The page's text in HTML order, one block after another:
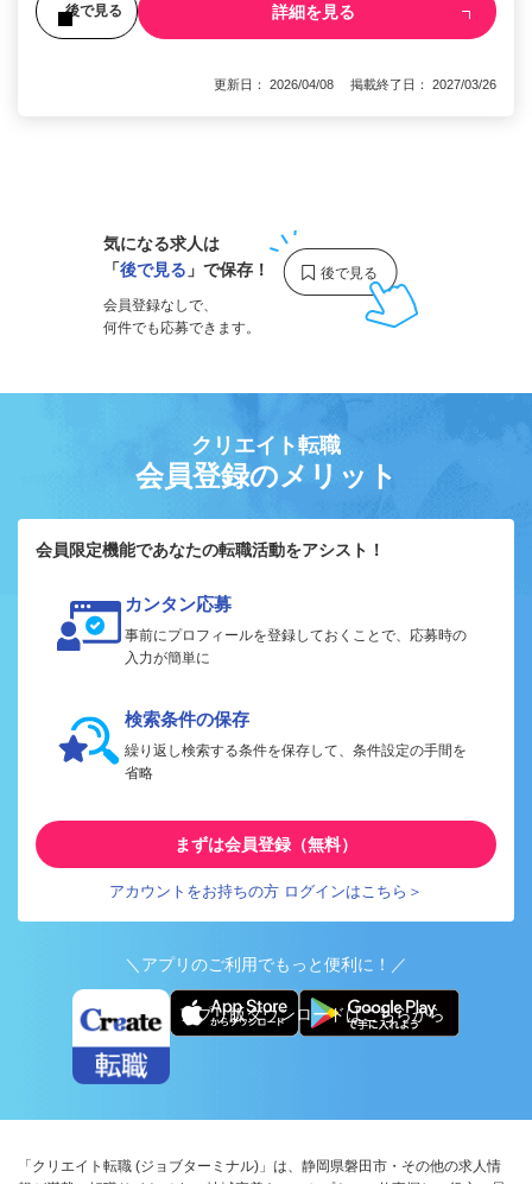
後で見る 詳細を見る
更新日： 2026/04/08 掲載終了日： 2027/03/26
気になる求人は
「後で見る 」で保存！
会員登録なしで、
何件でも応募できます。
クリエイト転職
会員登録のメリット
会員限定機能であなたの転職活動をアシスト！
カンタン応募
事前にプロフィールを登録しておくことで、応募時の
入力が簡単に
検索条件の保存
繰り返し検索する条件を保存して、条件設定の手間を
省略
まずは会員登録（無料）
アカウントをお持ちの方 ログインはこちら＞
＼アプリのご利用でもっと便利に！／
アプリ版ダウンロードはこちらから
「クリエイト転職 (ジョブターミナル)」は、静岡県磐田市・その他の求人情